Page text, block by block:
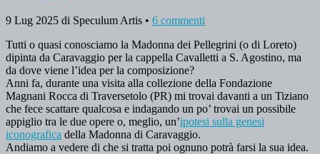
9 Lug 2025 di Speculum Artis • 6 commenti
Tutti o quasi conosciamo la Madonna dei Pellegrini (o di Loreto)
dipinta da Caravaggio per la cappella Cavalletti a S. Agostino, ma
da dove viene l’idea per la composizione?
Anni fa, durante una visita alla collezione della Fondazione
Magnani Rocca di Traversetolo (PR) mi trovai davanti a un Tiziano
che fece scattare qualcosa e indagando un po’ trovai un possibile
appiglio tra le due opere o, meglio, un’ipotesi sulla genesi
iconografica della Madonna di Caravaggio.
Andiamo a vedere di che si tratta poi ognuno potrà farsi la sua idea.